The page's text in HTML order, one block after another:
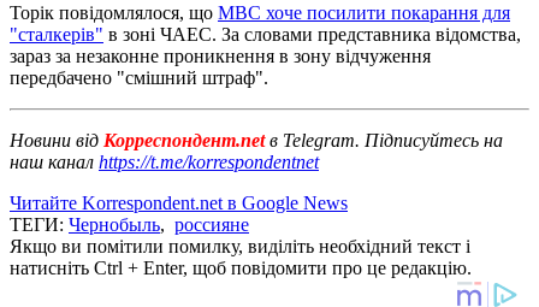
Торік повідомлялося, що МВС хоче посилити покарання для
"сталкерів" в зоні ЧАЕС. За словами представника відомства,
зараз за незаконне проникнення в зону відчуження
передбачено "смішний штраф".
Новини від Корреспондент.netв Telegram. Підписуйтесь на
наш канал https://t.me/korrespondentnet
Читайте Korrespondent.net в Google News
ТЕГИ: Чернобыль, россияне
Якщо ви помітили помилку, виділіть необхідний текст і
натисніть Ctrl + Enter, щоб повідомити про це редакцію.